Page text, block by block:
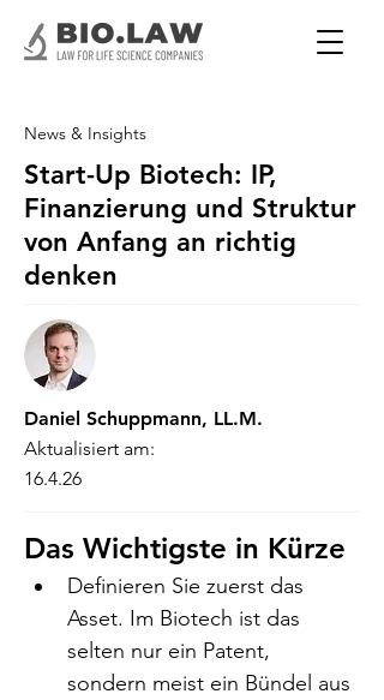
News & Insights
Start-Up Biotech: IP,
Finanzierung und Struktur
von Anfang an richtig
denken
Daniel Schuppmann, LL.M.
Aktualisiert am:
16.4.26
Das Wichtigste in Kürze
Definieren Sie zuerst das
Asset. Im Biotech ist das
selten nur ein Patent,
sondern meist ein Bündel aus